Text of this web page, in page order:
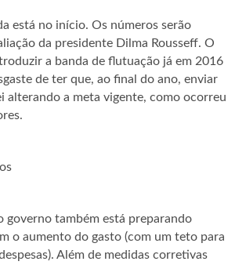
está no início. Os números serão
da presidente Dilma Rousseff. O
a banda de flutuação já em 2016
de ter que, ao final do ano, enviar
alterando a meta vigente, como ocorreu
governo também está preparando
o aumento do gasto (com um teto para
Além de medidas corretivas